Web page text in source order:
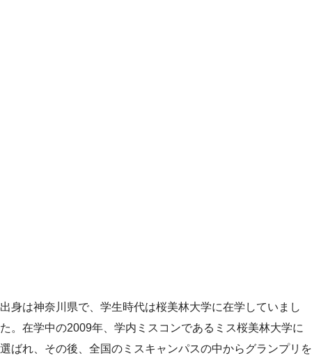
出身は神奈川県で、学生時代は桜美林大学に在学していまし
た。在学中の2009年、学内ミスコンであるミス桜美林大学に
選ばれ、その後、全国のミスキャンパスの中からグランプリを